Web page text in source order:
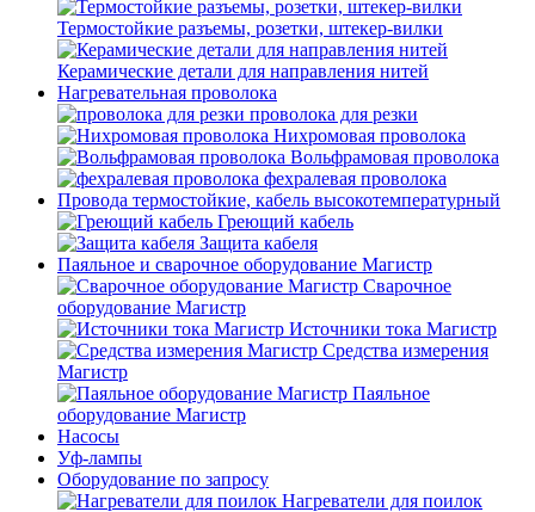
Термостойкие разъемы, розетки, штекер-вилки
Керамические детали для направления нитей
Нагревательная проволока
проволока для резки
Нихромовая проволока
Вольфрамовая проволока
фехралевая проволока
Провода термостойкие, кабель высокотемпературный
Греющий кабель
Защита кабеля
Паяльное и сварочное оборудование Магистр
Сварочное
оборудование Магистр
Источники тока Магистр
Средства измерения
Магистр
Паяльное
оборудование Магистр
Насосы
Уф-лампы
Оборудование по запросу
Нагреватели для поилок